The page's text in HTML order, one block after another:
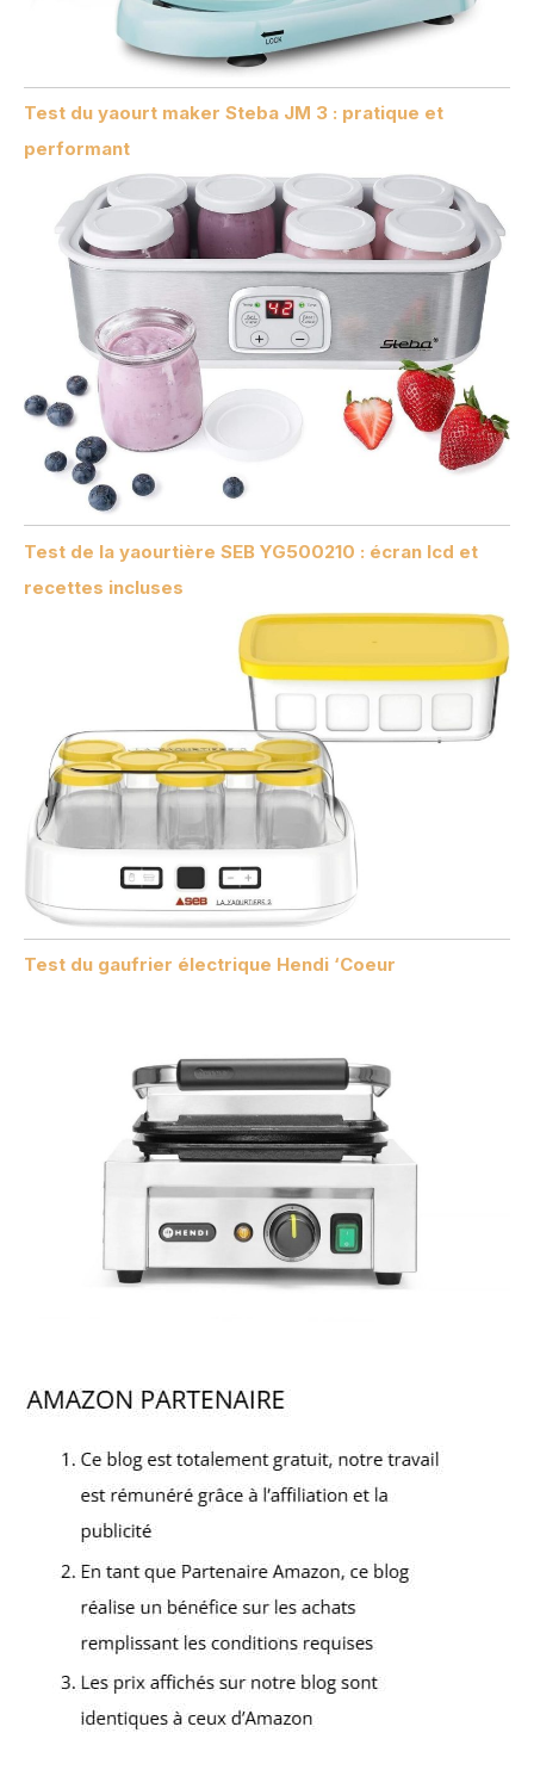
Test du yaourt maker Steba JM 3 : pratique et
performant
Test de la yaourtière SEB YG500210 : écran lcd et
recettes incluses
Test du gaufrier électrique Hendi ‘Coeur